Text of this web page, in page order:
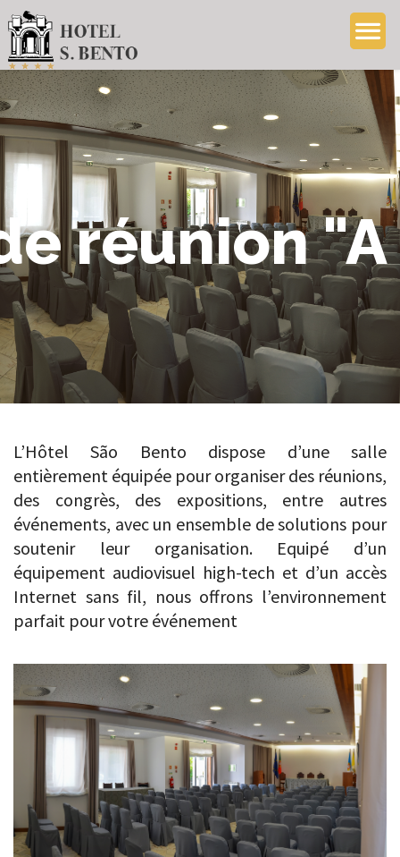
L’Hôtel São Bento dispose d’une salle
entièrement équipée pour organiser des réunions,
des congrès, des expositions, entre autres
événements, avec un ensemble de solutions pour
soutenir leur organisation. Equipé d’un
équipement audiovisuel high-tech et d’un accès
Internet sans fil, nous offrons l’environnement
parfait pour votre événement